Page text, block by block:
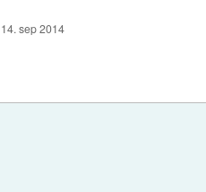
14. sep 2014